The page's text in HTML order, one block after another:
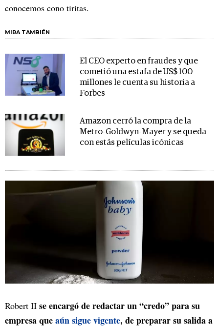
conocemos cono tiritas.
MIRA TAMBIÉN
El CEO experto en fraudes y que
cometió una estafa de US$ 100
millones le cuenta su historia a
Forbes
Amazon cerró la compra de la
Metro-Goldwyn-Mayer y se queda
con estás películas icónicas
Robert II se encargó de redactar un “credo” para su
empresa queaún sigue vigente, de preparar su salida a